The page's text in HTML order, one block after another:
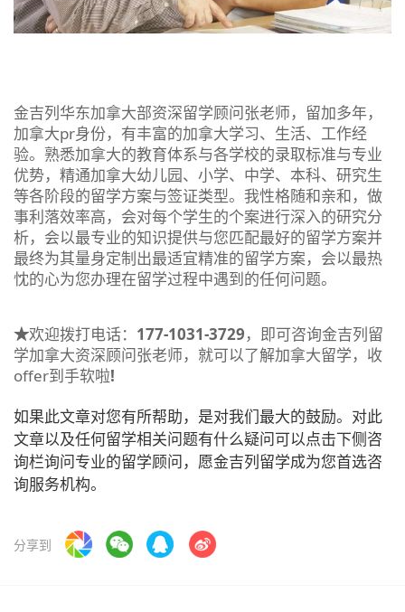
金吉列华东加拿大部资深留学顾问张老师，留加多年，
加拿大pr身份，有丰富的加拿大学习、生活、工作经
验。熟悉加拿大的教育体系与各学校的录取标准与专业
优势，精通加拿大幼儿园、小学、中学、本科、研究生
等各阶段的留学方案与签证类型。我性格随和亲和，做
事利落效率高，会对每个学生的个案进行深入的研究分
析，会以最专业的知识提供与您匹配最好的留学方案并
最终为其量身定制出最适宜精准的留学方案，会以最热
忱的心为您办理在留学过程中遇到的任何问题。
★欢迎拨打电话： 177-1031-3729，即可咨询金吉列留
学加拿大资深顾问张老师，就可以了解加拿大留学，收
offer到手软啦!
如果此文章对您有所帮助，是对我们最大的鼓励。对此
文章以及任何留学相关问题有什么疑问可以点击下侧咨
询栏询问专业的留学顾问，愿金吉列留学成为您首选咨
询服务机构。
分享到